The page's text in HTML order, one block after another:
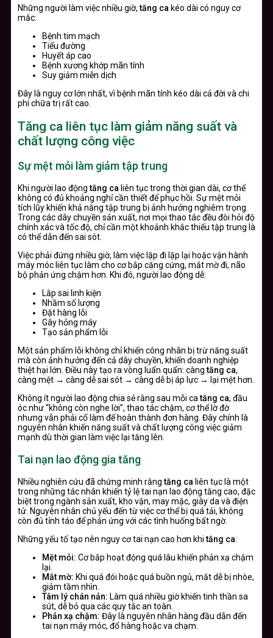
Những người làm việc nhiều giờ,tăng ca kéo dài có nguy cơ
mắc:
Bệnh tim mạch
Tiểu đường
Huyết áp cao
Bệnh xương khớp mãn tính
Suy giảm miễn dịch
Đây là nguy cơ lớn nhất, vì bệnh mãn tính kéo dài cả đời và chi
phí chữa trị rất cao.
Tăng ca liên tục làm giảm năng suất và
chất lượng công việc
Sự mệt mỏi làm giảm tập trung
Khi người lao độngtăng ca liên tục trong thời gian dài, cơ thể
không có đủ khoảng nghỉ cần thiết để phục hồi. Sự mệt mỏi
tích lũy khiến khả năng tập trung bị ảnh hưởng nghiêm trọng.
Trong các dây chuyền sản xuất, nơi mọi thao tác đều đòi hỏi độ
chính xác và tốc độ, chỉ cần một khoảnh khắc thiếu tập trung là
có thể dẫn đến sai sót.
Việc phải đứng nhiều giờ, làm việc lặp đi lặp lại hoặc vận hành
máy móc liên tục làm cho cơ bắp căng cứng, mắt mờ đi, não
bộ phản ứng chậm hơn. Khi đó, người lao động dễ:
Lắp sai linh kiện
Nhầm số lượng
Đặt hàng lỗi
Gây hỏng máy
Tạo sản phẩm lỗi
Một sản phẩm lỗi không chỉ khiến công nhân bị trừ năng suất
mà còn ảnh hưởng đến cả dây chuyền, khiến doanh nghiệp
thiệt hại lớn. Điều này tạo ra vòng luẩn quẩn: càngtăng ca,
càng mệt → càng dễ sai sót → càng dễ bị áp lực → lại mệt hơn.
Không ít người lao động chia sẻ rằng sau mỗi catăng ca, đầu
óc như “không còn nghe lời”, thao tác chậm, cơ thể lờ đờ
nhưng vẫn phải cố làm để hoàn thành đơn hàng. Đây chính là
nguyên nhân khiến năng suất và chất lượng công việc giảm
mạnh dù thời gian làm việc lại tăng lên.
Tai nạn lao động gia tăng
Nhiều nghiên cứu đã chứng minh rằngtăng ca liên tục là một
trong những tác nhân khiến tỷ lệ tai nạn lao động tăng cao, đặc
biệt trong ngành sản xuất, kho vận, may mặc, giày da và điện
tử. Nguyên nhân chủ yếu đến từ việc cơ thể bị quá tải, không
còn đủ tỉnh táo để phản ứng với các tình huống bất ngờ.
Những yếu tố tạo nên nguy cơ tai nạn cao hơn khităng ca:
Mệt mỏi: Cơ bắp hoạt động quá lâu khiến phản xạ chậm
lại.
Mắt mờ: Khi quá đói hoặc quá buồn ngủ, mắt dễ bị nhòe,
giảm tầm nhìn.
Tâm lý chán nản: Làm quá nhiều giờ khiến tinh thần sa
sút, dễ bỏ qua các quy tắc an toàn.
Phản xạ chậm: Đây là nguyên nhân hàng đầu dẫn đến
tai nạn máy móc, đổ hàng hoặc va chạm.